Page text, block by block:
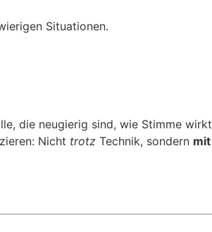
Situationen.
die neugierig sind, wie Stimme wirkt
Nicht trotz Technik, sondern mit